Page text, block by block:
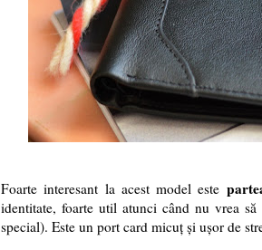
Foarte interesant la acest model este
identitate, foarte util atunci când nu vrea
special). Este un port card micuț și ușor de